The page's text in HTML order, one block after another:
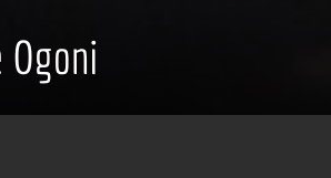
Ogoni